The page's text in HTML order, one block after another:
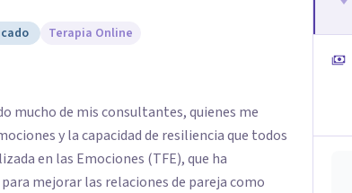
Terapia Online
mucho de mis consultantes, quienes me
y la capacidad de resiliencia que todos
en las Emociones (TFE), que ha
mejorar las relaciones de pareja como